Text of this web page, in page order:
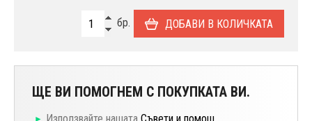
бр. ДОБАВИ В КОЛИЧКАТА
ЩЕ ВИ ПОМОГНЕМ С ПОКУПКАТА ВИ.